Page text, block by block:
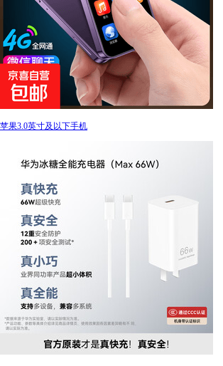
苹果3.0英寸及以下手机